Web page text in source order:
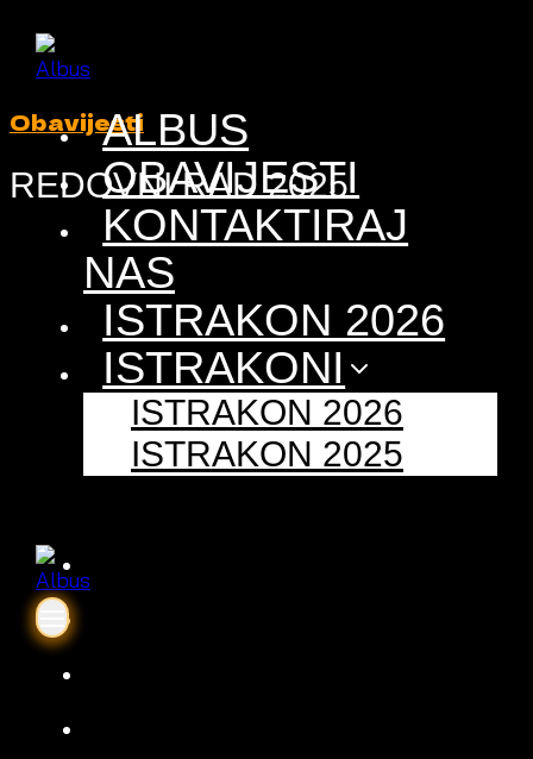
ALBUS
OBAVIJESTI
KONTAKTIRAJ
NAS
ISTRAKON 2026
ISTRAKONI
ISTRAKON 2026
ISTRAKON 2025
Obavijesti
REDOVNI RAD 2025